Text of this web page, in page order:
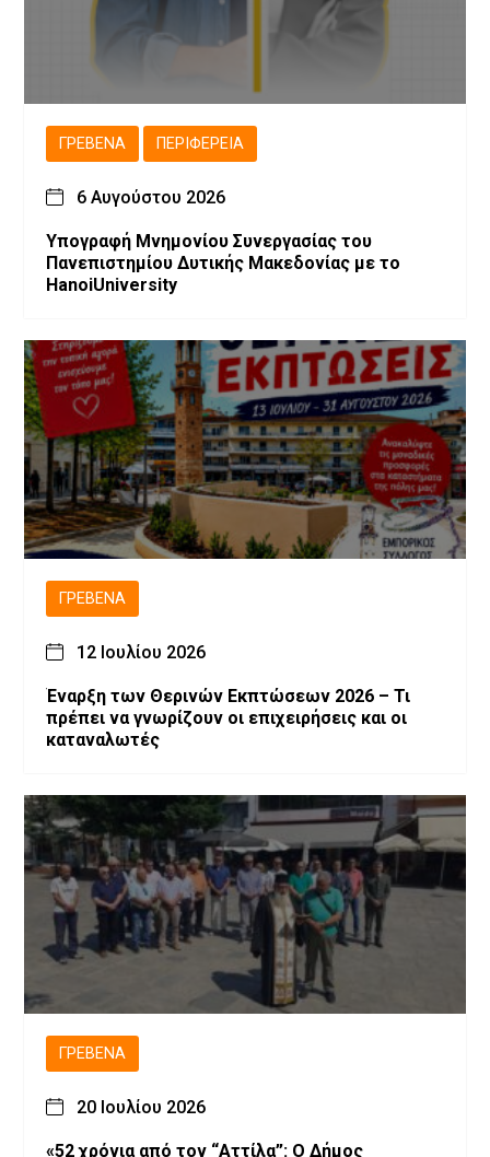
ΓΡΕΒΕΝΆ ΠΕΡΙΦΈΡΕΙΑ
6 Αυγούστου 2026
Υπογραφή Μνημονίου Συνεργασίας του
Πανεπιστημίου Δυτικής Μακεδονίας με το
HanoiUniversity
ΓΡΕΒΕΝΆ
12 Ιουλίου 2026
Έναρξη των Θερινών Εκπτώσεων 2026 – Τι
πρέπει να γνωρίζουν οι επιχειρήσεις και οι
καταναλωτές
ΓΡΕΒΕΝΆ
20 Ιουλίου 2026
«52 χρόνια από τον “Αττίλα”: Ο Δήμος